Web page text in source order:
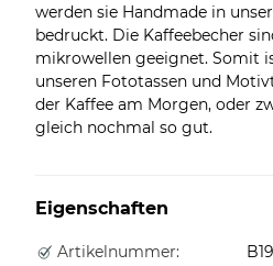
werden sie Handmade in
bedruckt. Die Kaffeebecher
mikrowellen geeignet. Somit
unseren Fototassen und
der Kaffee am Morgen, oder
gleich nochmal so gut.
Eigenschaften
Artikelnummer: